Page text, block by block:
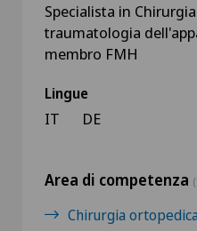
Specialista in
traumatologia
membro FMH
Lingue
IT DE
Area di competenza
Chirurgia ortopedica